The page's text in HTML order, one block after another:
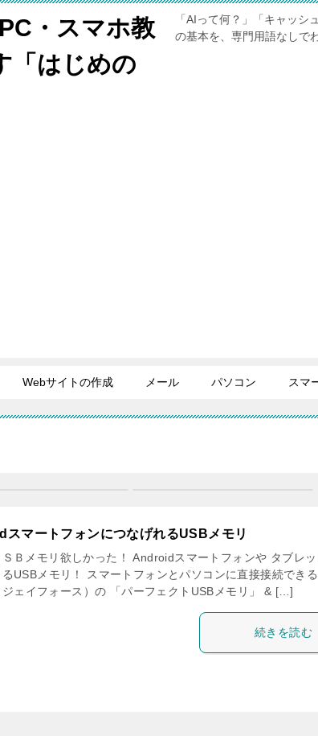
・スマホ教
「はじめの
「AIって何？」「キャッ
の基本を、専門用語なしで
Webサイトの作成 メール パソコン スマ
マートフォンにつなげれるUSBメモリ
ＳＢメモリ欲しかった！ Androidスマートフォンや タブレ
USBメモリ！ スマートフォンとパソコンに直接接続でき
ェイフォース）の 「パーフェクトUSBメモリ」 & […]
続きを読む